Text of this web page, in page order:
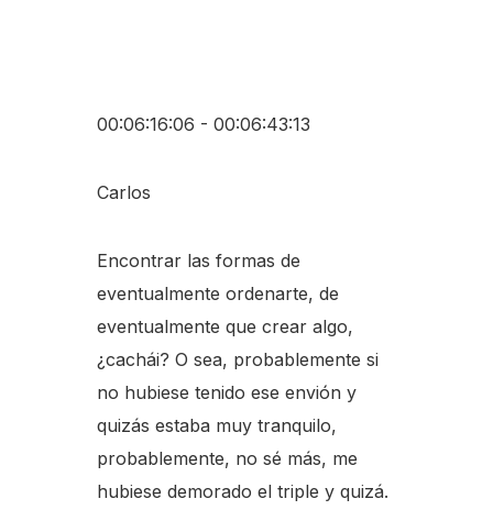
00:06:16:06 - 00:06:43:13
Carlos
Encontrar las formas de
eventualmente ordenarte, de
eventualmente que crear algo,
¿cachái? O sea, probablemente si
no hubiese tenido ese envión y
quizás estaba muy tranquilo,
probablemente, no sé más, me
hubiese demorado el triple y quizá.